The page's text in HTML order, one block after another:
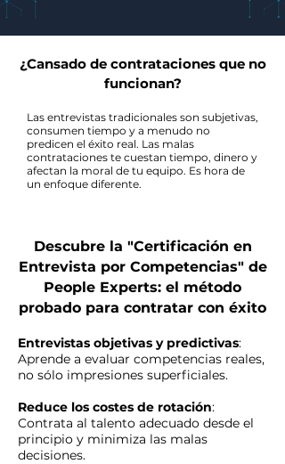
¿Cansado de contrataciones que no
funcionan?
Las entrevistas tradicionales son subjetivas,
consumen tiempo y a menudo no
predicen el éxito real. Las malas
contrataciones te cuestan tiempo, dinero y
afectan la moral de tu equipo. Es hora de
un enfoque diferente.
Descubre la "Certificación en
Entrevista por Competencias" de
People Experts: el método
probado para contratar con éxito
Entrevistas objetivas y predictivas:
Aprende a evaluar competencias reales,
no sólo impresiones superficiales.
Reduce los costes de rotación:
Contrata al talento adecuado desde el
principio y minimiza las malas
decisiones.